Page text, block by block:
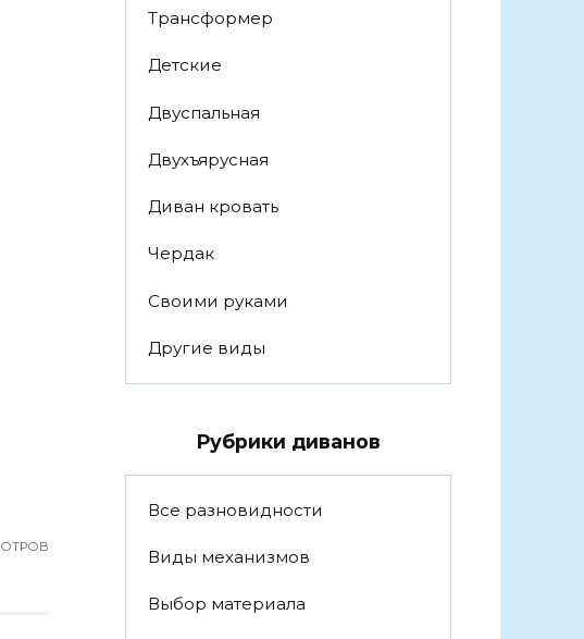
Трансформер
Детские
Двуспальная
Двухъярусная
Диван кровать
Чердак
Своими руками
Другие виды
Рубрики диванов
Все разновидности
Виды механизмов
Выбор материала